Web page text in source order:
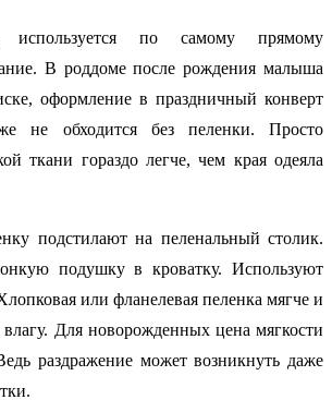
используется по самому прямому
В роддоме после рождения малыша
оформление в праздничный конверт
не обходится без пеленки. Просто
ткани гораздо легче, чем края одеяла
подстилают на пеленальный столик.
подушку в кроватку. Используют
или фланелевая пеленка мягче и
Для новорожденных цена мягкости
раздражение может возникнуть даже